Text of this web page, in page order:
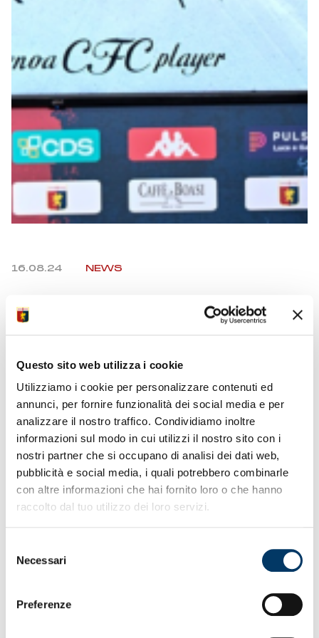
Questo sito web utilizza i cookie
Utilizziamo i cookie per personalizzare contenuti ed
annunci, per fornire funzionalità dei social media e per
analizzare il nostro traffico. Condividiamo inoltre
informazioni sul modo in cui utilizzi il nostro sito con i
nostri partner che si occupano di analisi dei dati web,
pubblicità e social media, i quali potrebbero combinarle
con altre informazioni che hai fornito loro o che hanno
raccolto dal tuo utilizzo dei loro servizi.
delNecessari
Preferenze
Party
Outlet
Helan x Genoa
Gift Card Online Store
16.08.24 NEWS
ANDREA PINAMONTI
È UN GIOCATORE
DEL GENOA
Andrea Pinamonti è un giocatore del Genoa. L’attaccante
del Sassuolo, nato a Cles, in provincia di Trento, il
19/05/1999, arriva a titolo temporaneo con opzione di
riscatto.
realizzato in carriera 43 gol nelle competizioni nazionali
professionistiche. Bentornato al Genoa, Andrea!